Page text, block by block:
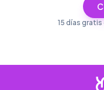
15 días gratis